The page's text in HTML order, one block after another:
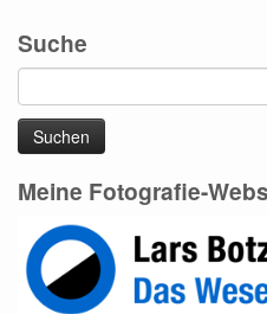
Suche
nach:
Meine Fotografie-